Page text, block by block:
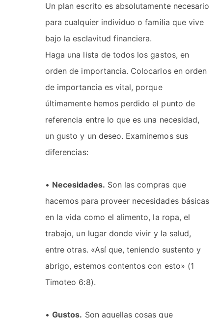
Un plan escrito es absolutamente necesario
para cualquier individuo o familia que vive
bajo la esclavitud financiera.
Haga una lista de todos los gastos, en
orden de importancia. Colocarlos en orden
de importancia es vital, porque
últimamente hemos perdido el punto de
referencia entre lo que es una necesidad,
un gusto y un deseo. Examinemos sus
diferencias:
• Necesidades. Son las compras que
hacemos para proveer necesidades básicas
en la vida como el alimento, la ropa, el
trabajo, un lugar donde vivir y la salud,
entre otras. «Así que, teniendo sustento y
abrigo, estemos contentos con esto» (1
Timoteo 6:8).
•Gustos. Son aquellas cosas que